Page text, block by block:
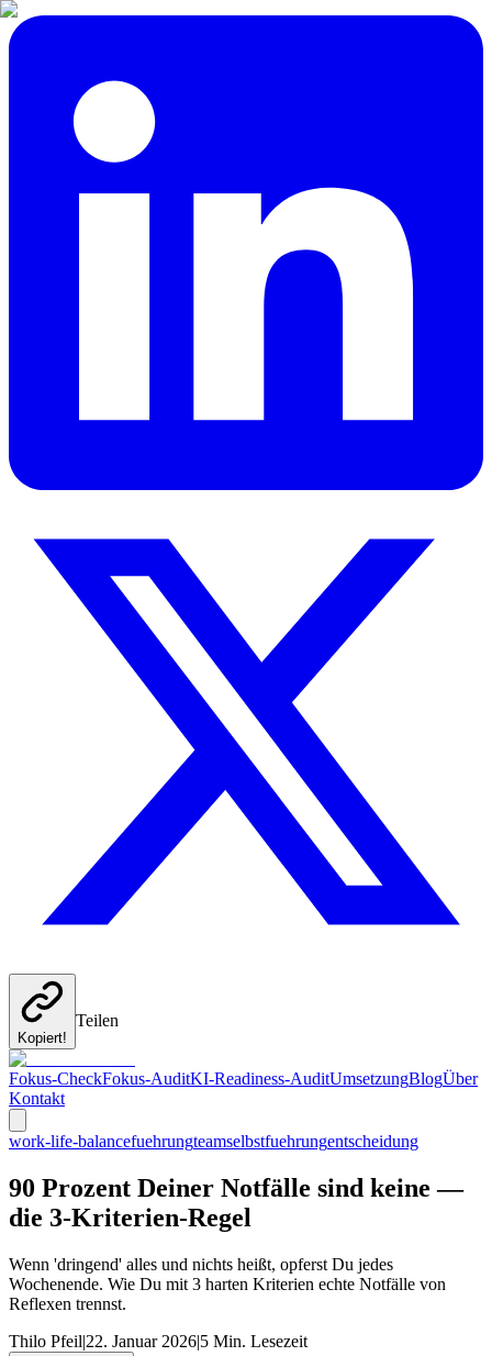
Kopiert!
Teilen
Fokus-CheckFokus-AuditKI-Readiness-AuditUmsetzungBlogÜber
Kontakt
work-life-balancefuehrungteamselbstfuehrungentscheidung
90 Prozent Deiner Notfälle sind keine —
die 3-Kriterien-Regel
Wenn 'dringend' alles und nichts heißt, opferst Du jedes
Wochenende. Wie Du mit 3 harten Kriterien echte Notfälle von
Reflexen trennst.
Thilo Pfeil|22. Januar 2026|5 Min. Lesezeit